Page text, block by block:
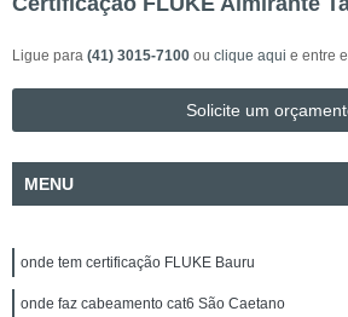
Ligue para (41) 3015-7100 ou clique aqui e entre
Solicite um
MENU
onde tem certificação FLUKE Bauru
onde faz cabeamento cat6 São Caetano